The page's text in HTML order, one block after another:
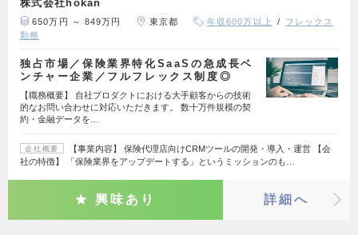
株式会社hokan
650万円 ～ 849万円 東京都 年収600万以上
フレックス
勤務
独占市場／保険業界特化SaaSの急成長ベ
ンチャー企業／フルフレックス制度◎
【職務概要】 自社プロダクトにおける大手顧客からの技術
的なお問い合わせに対応いただきます。 数十万件規模の契
約・金融データを…
会社概要
【事業内容】 保険代理店向けCRMツールの開発・導入・運営 【会
社の特徴】 「保険業界をアップデートする」というミッションのも…
興味あり 詳細へ